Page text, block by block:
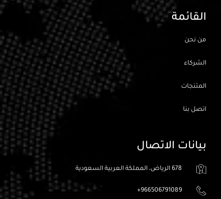
القائمة
من نحن
الشركاء
المتنجات
اتصل بنا
بيانات الاتصال
678 الرياض، المملكة العربية السعودية
966506791089+